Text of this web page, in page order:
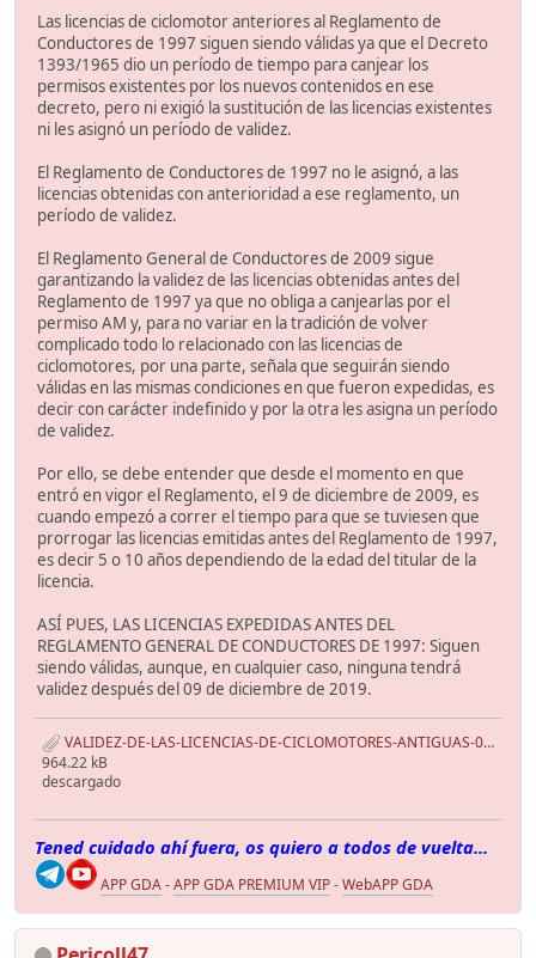
Las licencias de ciclomotor anteriores al Reglamento de
Conductores de 1997 siguen siendo válidas ya que el Decreto
1393/1965 dio un período de tiempo para canjear los
permisos existentes por los nuevos contenidos en ese
decreto, pero ni exigió la sustitución de las licencias existentes
ni les asignó un período de validez.
El Reglamento de Conductores de 1997 no le asignó, a las
licencias obtenidas con anterioridad a ese reglamento, un
período de validez.
El Reglamento General de Conductores de 2009 sigue
garantizando la validez de las licencias obtenidas antes del
Reglamento de 1997 ya que no obliga a canjearlas por el
permiso AM y, para no variar en la tradición de volver
complicado todo lo relacionado con las licencias de
ciclomotores, por una parte, señala que seguirán siendo
válidas en las mismas condiciones en que fueron expedidas, es
decir con carácter indefinido y por la otra les asigna un período
de validez.
Por ello, se debe entender que desde el momento en que
entró en vigor el Reglamento, el 9 de diciembre de 2009, es
cuando empezó a correr el tiempo para que se tuviesen que
prorrogar las licencias emitidas antes del Reglamento de 1997,
es decir 5 o 10 años dependiendo de la edad del titular de la
licencia.
ASÍ PUES, LAS LICENCIAS EXPEDIDAS ANTES DEL
REGLAMENTO GENERAL DE CONDUCTORES DE 1997: Siguen
siendo válidas, aunque, en cualquier caso, ninguna tendrá
validez después del 09 de diciembre de 2019.
VALIDEZ-DE-LAS-LICENCIAS-DE-CICLOMOTORES-ANTIGUAS-05.11.2016.pdf
964.22 kB
descargado
Tened cuidado ahí fuera, os quiero a todos de vuelta...
APP GDA-APP GDA PREMIUM VIP-WebAPP GDA